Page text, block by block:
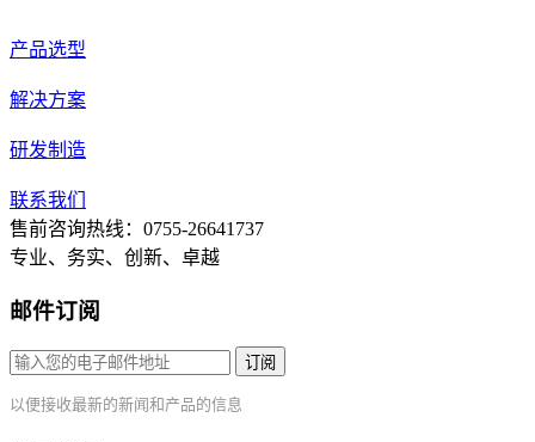
产品选型
解决方案
研发制造
联系我们
售前咨询热线：0755-26641737
专业、务实、创新、卓越
邮件订阅
订阅
以便接收最新的新闻和产品的信息